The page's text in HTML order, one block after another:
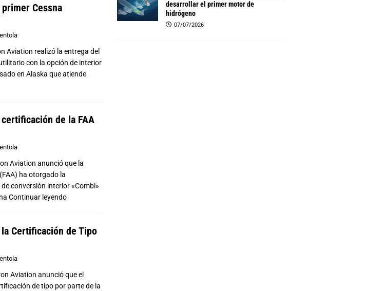
Cessna
Aviation realizó la entrega del
con la opción de interior
en Alaska que atiende
de la FAA
Aviation anunció que la
ha otorgado la
conversión interior «Combi»
Continuar leyendo
Certificación de Tipo
Aviation anunció que el
de tipo por parte de la
desarrollar el primer motor de
hidrógeno
07/07/2026